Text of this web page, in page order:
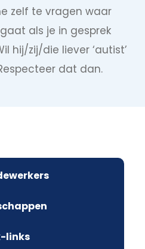
zelf te vragen waar
als je in gesprek
hij/zij/die liever ‘autist’
dat dan.
links